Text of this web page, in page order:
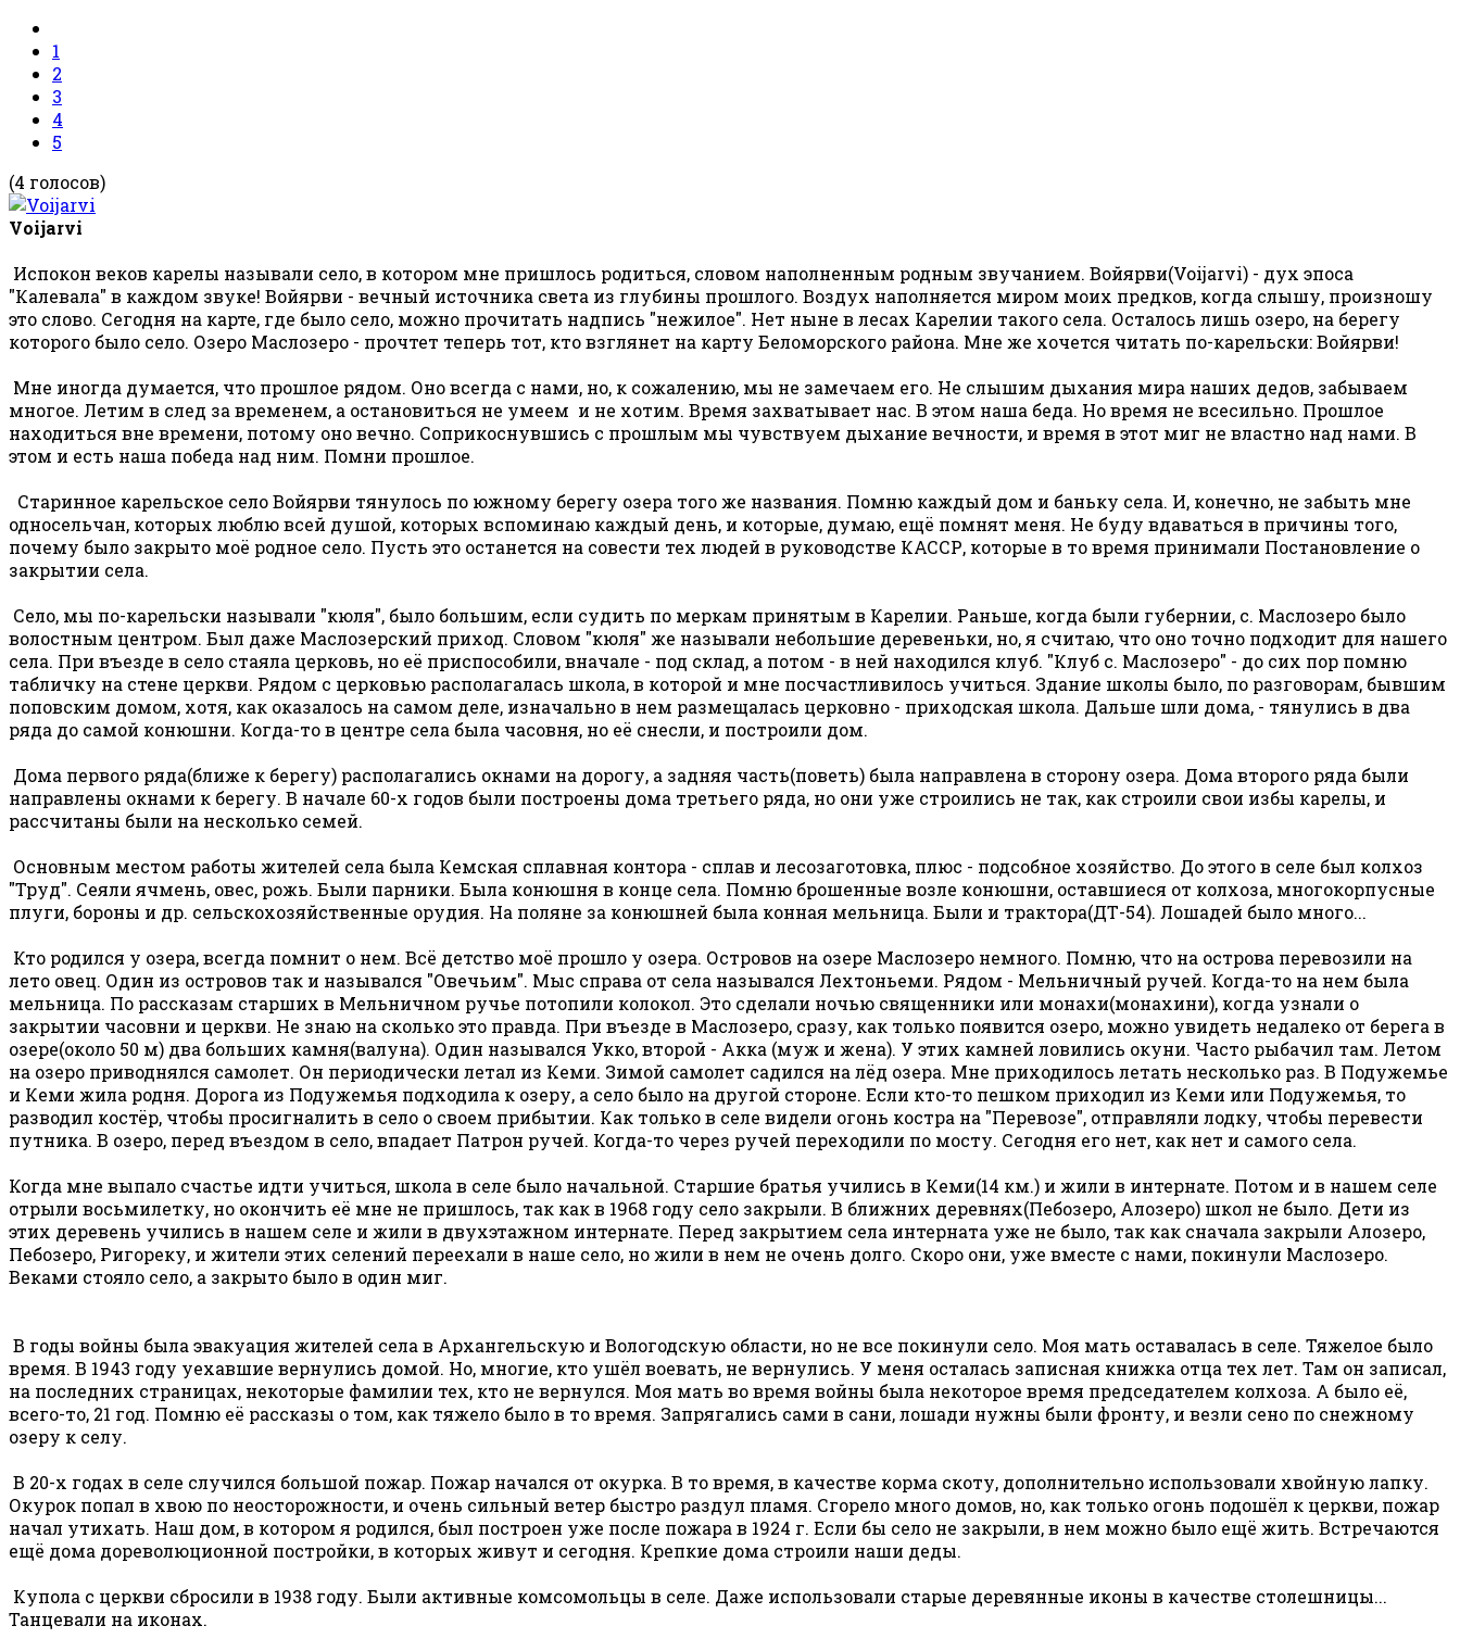
1
2
3
4
5
(4 голосов)
Voijarvi
Испокон веков карелы называли село, в котором мне пришлось родиться, словом наполненным родным звучанием. Войярви(Voijarvi) - дух эпоса
"Калевала" в каждом звуке! Войярви - вечный источника света из глубины прошлого. Воздух наполняется миром моих предков, когда слышу, произношу
это слово. Сегодня на карте, где было село, можно прочитать надпись "нежилое". Нет ныне в лесах Карелии такого села. Осталось лишь озеро, на берегу
которого было село. Озеро Маслозеро - прочтет теперь тот, кто взглянет на карту Беломорского района. Мне же хочется читать по-карельски: Войярви!
Мне иногда думается, что прошлое рядом. Оно всегда с нами, но, к сожалению, мы не замечаем его. Не слышим дыхания мира наших дедов, забываем
многое. Летим в след за временем, а остановиться не умеем и не хотим. Время захватывает нас. В этом наша беда. Но время не всесильно. Прошлое
находиться вне времени, потому оно вечно. Соприкоснувшись с прошлым мы чувствуем дыхание вечности, и время в этот миг не властно над нами. В
этом и есть наша победа над ним. Помни прошлое.
Старинное карельское село Войярви тянулось по южному берегу озера того же названия. Помню каждый дом и баньку села. И, конечно, не забыть мне
односельчан, которых люблю всей душой, которых вспоминаю каждый день, и которые, думаю, ещё помнят меня. Не буду вдаваться в причины того,
почему было закрыто моё родное село. Пусть это останется на совести тех людей в руководстве КАССР, которые в то время принимали Постановление о
закрытии села.
Село, мы по-карельски называли "кюля", было большим, если судить по меркам принятым в Карелии. Раньше, когда были губернии, с. Маслозеро было
волостным центром. Был даже Маслозерский приход. Словом "кюля" же называли небольшие деревеньки, но, я считаю, что оно точно подходит для нашего
села. При въезде в село стаяла церковь, но её приспособили, вначале - под склад, а потом - в ней находился клуб. "Клуб с. Маслозеро" - до сих пор помню
табличку на стене церкви. Рядом с церковью располагалась школа, в которой и мне посчастливилось учиться. Здание школы было, по разговорам, бывшим
поповским домом, хотя, как оказалось на самом деле, изначально в нем размещалась церковно - приходская школа. Дальше шли дома, - тянулись в два
ряда до самой конюшни. Когда-то в центре села была часовня, но её снесли, и построили дом.
Дома первого ряда(ближе к берегу) располагались окнами на дорогу, а задняя часть(поветь) была направлена в сторону озера. Дома второго ряда были
направлены окнами к берегу. В начале 60-х годов были построены дома третьего ряда, но они уже строились не так, как строили свои избы карелы, и
рассчитаны были на несколько семей.
Основным местом работы жителей села была Кемская сплавная контора - сплав и лесозаготовка, плюс - подсобное хозяйство. До этого в селе был колхоз
"Труд". Сеяли ячмень, овес, рожь. Были парники. Была конюшня в конце села. Помню брошенные возле конюшни, оставшиеся от колхоза, многокорпусные
плуги, бороны и др. сельскохозяйственные орудия. На поляне за конюшней была конная мельница. Были и трактора(ДТ-54). Лошадей было много...
Кто родился у озера, всегда помнит о нем. Всё детство моё прошло у озера. Островов на озере Маслозеро немного. Помню, что на острова перевозили на
лето овец. Один из островов так и назывался "Овечьим". Мыс справа от села назывался Лехтоньеми. Рядом - Мельничный ручей. Когда-то на нем была
мельница. По рассказам старших в Мельничном ручье потопили колокол. Это сделали ночью священники или монахи(монахини), когда узнали о
закрытии часовни и церкви. Не знаю на сколько это правда. При въезде в Маслозеро, сразу, как только появится озеро, можно увидеть недалеко от берега в
озере(около 50 м) два больших камня(валуна). Один назывался Укко, второй - Акка (муж и жена). У этих камней ловились окуни. Часто рыбачил там. Летом
на озеро приводнялся самолет. Он периодически летал из Кеми. Зимой самолет садился на лёд озера. Мне приходилось летать несколько раз. В Подужемье
и Кеми жила родня. Дорога из Подужемья подходила к озеру, а село было на другой стороне. Если кто-то пешком приходил из Кеми или Подужемья, то
разводил костёр, чтобы просигналить в село о своем прибытии. Как только в селе видели огонь костра на "Перевозе", отправляли лодку, чтобы перевести
путника. В озеро, перед въездом в село, впадает Патрон ручей. Когда-то через ручей переходили по мосту. Сегодня его нет, как нет и самого села.
Когда мне выпало счастье идти учиться, школа в селе было начальной. Старшие братья учились в Кеми(14 км.) и жили в интернате. Потом и в нашем селе
отрыли восьмилетку, но окончить её мне не пришлось, так как в 1968 году село закрыли. В ближних деревнях(Пебозеро, Алозеро) школ не было. Дети из
этих деревень учились в нашем селе и жили в двухэтажном интернате. Перед закрытием села интерната уже не было, так как сначала закрыли Алозеро,
Пебозеро, Ригореку, и жители этих селений переехали в наше село, но жили в нем не очень долго. Скоро они, уже вместе с нами, покинули Маслозеро.
Веками стояло село, а закрыто было в один миг.
В годы войны была эвакуация жителей села в Архангельскую и Вологодскую области, но не все покинули село. Моя мать оставалась в селе. Тяжелое было
время. В 1943 году уехавшие вернулись домой. Но, многие, кто ушёл воевать, не вернулись. У меня осталась записная книжка отца тех лет. Там он записал,
на последних страницах, некоторые фамилии тех, кто не вернулся. Моя мать во время войны была некоторое время председателем колхоза. А было её,
всего-то, 21 год. Помню её рассказы о том, как тяжело было в то время. Запрягались сами в сани, лошади нужны были фронту, и везли сено по снежному
озеру к селу.
В 20-х годах в селе случился большой пожар. Пожар начался от окурка. В то время, в качестве корма скоту, дополнительно использовали хвойную лапку.
Окурок попал в хвою по неосторожности, и очень сильный ветер быстро раздул пламя. Сгорело много домов, но, как только огонь подошёл к церкви, пожар
начал утихать. Наш дом, в котором я родился, был построен уже после пожара в 1924 г. Если бы село не закрыли, в нем можно было ещё жить. Встречаются
ещё дома дореволюционной постройки, в которых живут и сегодня. Крепкие дома строили наши деды.
Купола с церкви сбросили в 1938 году. Были активные комсомольцы в селе. Даже использовали старые деревянные иконы в качестве столешницы...
Танцевали на иконах.